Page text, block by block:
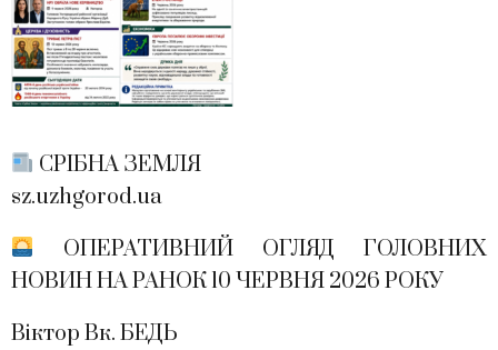
СРІБНА ЗЕМЛЯ
sz.uzhgorod.ua
ОПЕРАТИВНИЙ ОГЛЯД ГОЛОВНИХ
НОВИН НА РАНОК 10 ЧЕРВНЯ 2026 РОКУ
Віктор Вк. БЕДЬ